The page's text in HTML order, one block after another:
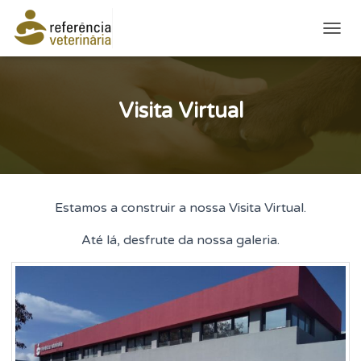
Visita Virtual
Estamos a construir a nossa Visita Virtual.
Até lá, desfrute da nossa galeria.